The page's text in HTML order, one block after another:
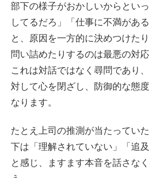
部下の様子がおかしいからとい
してるだろ」「仕事に不満があ
と、原因を一方的に決めつけた
問い詰めたりするのは最悪の対応
これは対話ではなく尋問であり
対して心を閉ざし、防御的な態
なります。
たとえ上司の推測が当たってい
下は「理解されていない」「追及
と感じ、ますます本音を話さな